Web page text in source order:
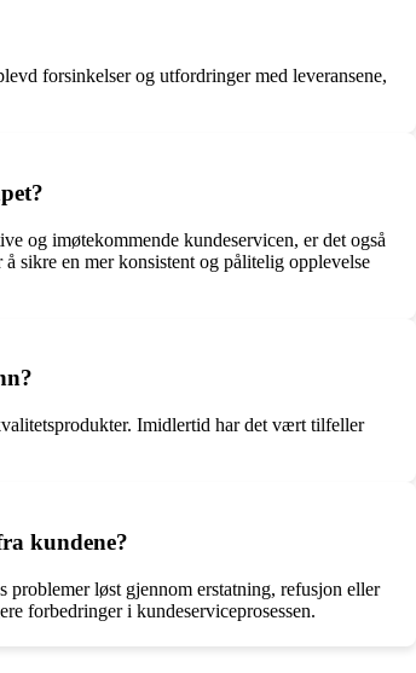
forsinkelser og utfordringer med leveransene,
og imøtekommende kundeservicen, er det også
sikre en mer konsistent og pålitelig opplevelse
Imidlertid har det vært tilfeller
kundene?
løst gjennom erstatning, refusjon eller
forbedringer i kundeserviceprosessen.